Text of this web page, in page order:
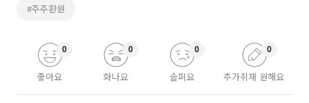
#주주환원
좋아요
0
화나요
0
슬퍼요
0
추가취재 원해요
0